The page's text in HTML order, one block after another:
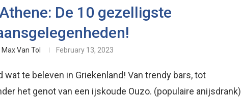
De 10 gezelligste
Max Van Tol February 13, 2023
te beleven in Griekenland! Van trendy bars, tot
het genot van een ijskoude Ouzo. (populaire anijsdrank)